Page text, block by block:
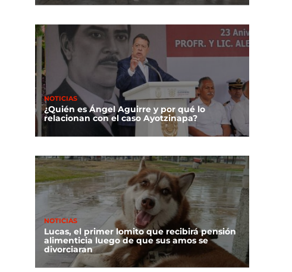
NOTICIAS
¿Quién es Ángel Aguirre y por qué lo
relacionan con el caso Ayotzinapa?
NOTICIAS
Lucas, el primer lomito que recibirá pensión
alimenticia luego de que sus amos se
divorciaran